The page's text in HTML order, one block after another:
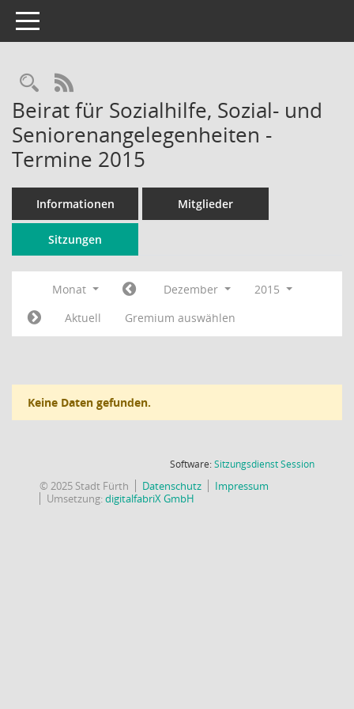
Toggle navigation
Rechercheauswahl
RSS-Feed
Beirat für Sozialhilfe, Sozial- und
Seniorenangelegenheiten -
Termine 2015
Informationen Mitglieder
Sitzungen
Monat Dezember
2015
Aktuell
Gremium auswählen
Keine Daten gefunden.
Software:SitzungsdienstSession(Wird in
© 2025 Stadt Fürth Datenschutz
Impressum
Umsetzung:digitalfabriX GmbH